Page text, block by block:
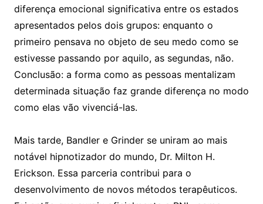
diferença emocional significativa entre os estados
apresentados pelos dois grupos: enquanto o
primeiro pensava no objeto de seu medo como se
estivesse passando por aquilo, as segundas, não.
Conclusão: a forma como as pessoas mentalizam
determinada situação faz grande diferença no modo
como elas vão vivenciá-las.
Mais tarde, Bandler e Grinder se uniram ao mais
notável hipnotizador do mundo, Dr. Milton H.
Erickson. Essa parceria contribui para o
desenvolvimento de novos métodos terapêuticos.